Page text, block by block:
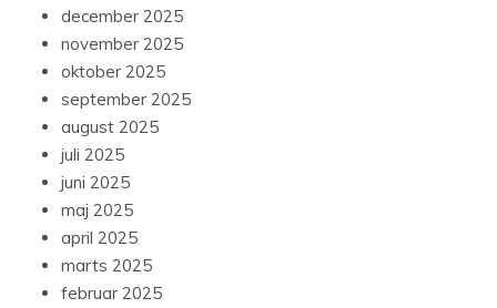
december 2025
november 2025
oktober 2025
september 2025
august 2025
juli 2025
juni 2025
maj 2025
april 2025
marts 2025
februar 2025